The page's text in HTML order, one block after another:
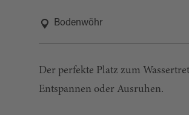
Bodenwöhr
Der perfekte Platz zum
Entspannen oder Ausruhen.